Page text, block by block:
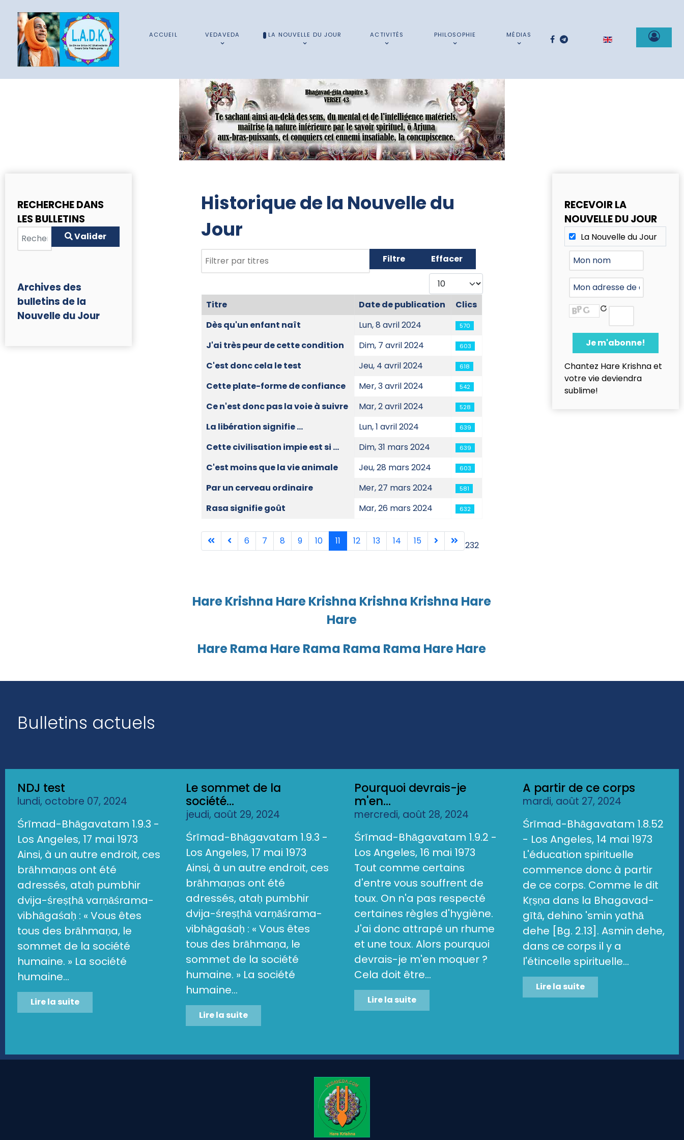
ACCUEIL VEDAVEDA LA NOUVELLE DU JOUR ACTIVITÉS PHILOSOPHIE MÉDIAS Sélectionnez votre
RECHERCHE DANS
LES BULLETINS
Valider
Archives des
bulletins de la
Nouvelle du Jour
Historique de la Nouvelle du
Jour
Filtre
Effacer
Afficher #
Articles
Titre Date de publication
Clics
Dès qu'un enfant naît
Lun, 8 avril 2024 570
J'ai très peur de cette condition Dim, 7 avril 2024 603
C'est donc cela le test Jeu, 4 avril 2024 618
Cette plate-forme de confiance Mer, 3 avril 2024 542
Ce n'est donc pas la voie à suivre Mar, 2 avril 2024 528
La libération signifie ... Lun, 1 avril 2024 639
Cette civilisation impie est si ... Dim, 31 mars 2024 639
C'est moins que la vie animale Jeu, 28 mars 2024 603
Par un cerveau ordinaire Mer, 27 mars 2024 581
Rasa signifie goût Mar, 26 mars 2024 632
Page 11 sur 232
6 7 8 9 10 11 12 13 14 15
Hare Krishna Hare Krishna Krishna Krishna Hare
Hare
Hare Rama Hare Rama Rama Rama Hare Hare
RECEVOIR LA
NOUVELLE DU JOUR
La Nouvelle du Jour
Chantez Hare Krishna et
votre vie deviendra
sublime!
Bulletins actuels
NDJ test
lundi, octobre 07, 2024
Śrīmad-Bhāgavatam 1.9.3 -
Los Angeles, 17 mai 1973
Ainsi, à un autre endroit, ces
brāhmaṇas ont été
adressés, ataḥ pumbhir
dvija-śreṣṭhā varṇāśrama-
vibhāgaśaḥ : « Vous êtes
tous des brāhmaṇa, le
sommet de la société
humaine. » La société
humaine...
Lire la suite
Le sommet de la
société...
jeudi, août 29, 2024
Śrīmad-Bhāgavatam 1.9.3 -
Los Angeles, 17 mai 1973
Ainsi, à un autre endroit, ces
brāhmaṇas ont été
adressés, ataḥ pumbhir
dvija-śreṣṭhā varṇāśrama-
vibhāgaśaḥ : « Vous êtes
tous des brāhmaṇa, le
sommet de la société
humaine. » La société
humaine...
Lire la suite
Pourquoi devrais-je
m'en...
mercredi, août 28, 2024
Śrīmad-Bhāgavatam 1.9.2 -
Los Angeles, 16 mai 1973
Tout comme certains
d'entre vous souffrent de
toux. On n'a pas respecté
certaines règles d'hygiène.
J'ai donc attrapé un rhume
et une toux. Alors pourquoi
devrais-je m'en moquer ?
Cela doit être...
Lire la suite
A partir de ce corps
mardi, août 27, 2024
Śrīmad-Bhāgavatam 1.8.52
- Los Angeles, 14 mai 1973
L'éducation spirituelle
commence donc à partir
de ce corps. Comme le dit
Kṛṣṇa dans la Bhagavad-
gītā, dehino 'smin yathā
dehe [Bg. 2.13]. Asmin dehe,
dans ce corps il y a
l'étincelle spirituelle...
Lire la suite